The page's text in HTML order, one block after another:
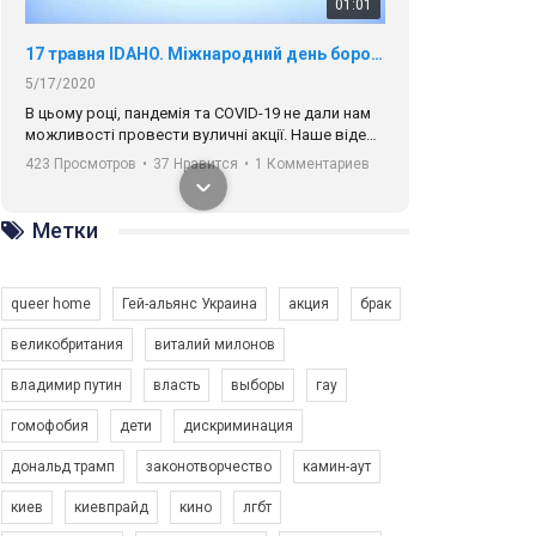
01:01
17 травня IDAHO. Міжнародний день боротьби з гомофобією трансфобією і біфобія.
5/17/2020
В цьому році, пандемія та COVІD-19 не дали нам
можливості провести вуличні акції. Наше відео-
звернення про те, що навіть коли ми у різних
містах та не можемо зустрінеться, ми разом. Ми
закликаємо всіх хто поділяє цінності рівності та
солідарності, приєднатися до нас. Регіональні
підрозділи ГАУ є в 16 областях України.
423 Просмотров • 37 Нравится • 1 Комментариев
Зупинимо насильство проти ЛГБТ в Україні! Stop violence against LGBT in Ukraine!
Емоційний та вражаючий промо-ролік на
Метки
queer home Гей-альянс Украина акция брак
великобритания виталий милонов
владимир путин власть выборы гау
гомофобия дети дискриминация
дональд трамп законотворчество камин-аут
киев киевпрайд кино лгбт